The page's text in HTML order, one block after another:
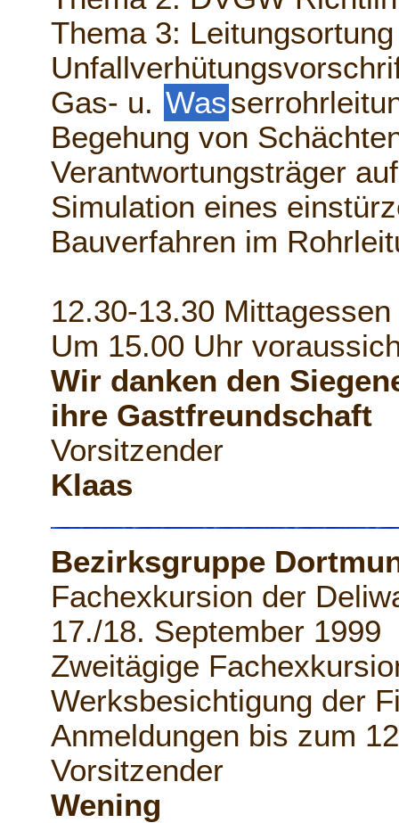
Thema 3:
Gas- u. Was
Begehung von
Verantwortungsträger
Simulation eines
Bauverfahren im
12.30-13.30 Mittagessen
Um 15.00 Uhr
Wir danken den
ihre Gastfreundschaft
Vorsitzender
Klaas
Bezirksgruppe
Fachexkursion der
17./18. September 1999
Zweitägige
Werksbesichtigung der
Anmeldungen bis zum
Vorsitzender
Wening